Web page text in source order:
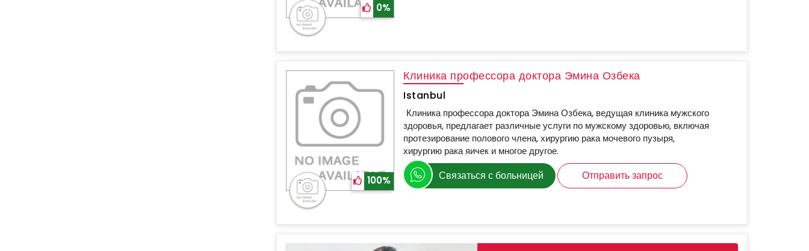
0%
100%
Клиника профессора доктора Эмина Озбека
Istanbul
Клиника профессора доктора Эмина Озбека, ведущая клиника мужского
здоровья, предлагает различные услуги по мужскому здоровью, включая
протезирование полового члена, хирургию рака мочевого пузыря,
хирургию рака яичек и многое другое.
Связаться с больницей Отправить запрос